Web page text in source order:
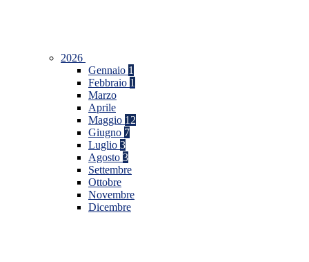
2026
Gennaio 1
Febbraio 1
Marzo
Aprile
Maggio 12
Giugno 7
Luglio 3
Agosto 3
Settembre
Ottobre
Novembre
Dicembre